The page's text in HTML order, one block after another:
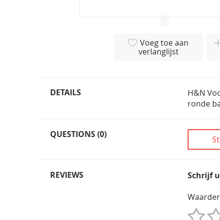
afbeeldingen-
gallerij
Voeg toe aan
verlanglijst
DETAILS
H&N
ronde
QUESTIONS (0)
REVIEWS
Schrijf